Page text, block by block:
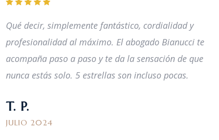
Qué decir, simplemente fantástico, cordialidad y
profesionalidad al máximo. El abogado Bianucci te
acompaña paso a paso y te da la sensación de que
nunca estás solo. 5 estrellas son incluso pocas.
T. P.
JULIO 2024